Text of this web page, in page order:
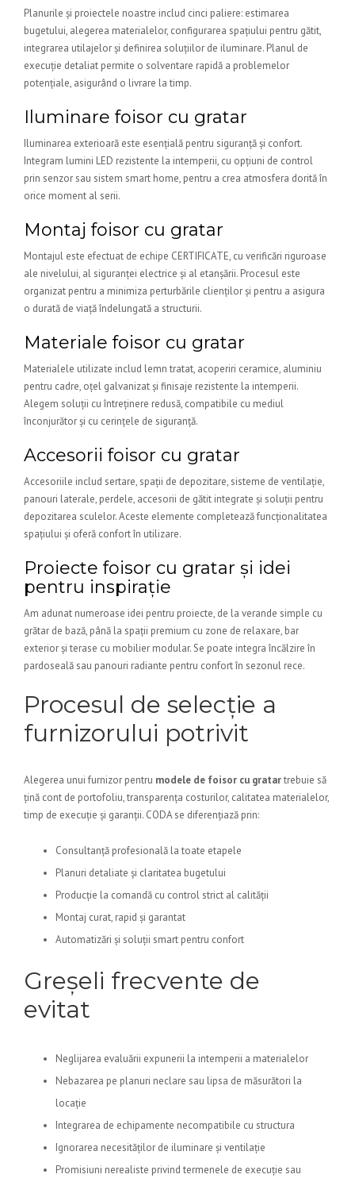
Planurile și proiectele noastre includ cinci paliere: estimarea
bugetului, alegerea materialelor, configurarea spațiului pentru gătit,
integrarea utilajelor și definirea soluțiilor de iluminare. Planul de
execuție detaliat permite o solventare rapidă a problemelor
potențiale, asigurând o livrare la timp.
Iluminare foisor cu gratar
Iluminarea exterioară este esențială pentru siguranță și confort.
Integram lumini LED rezistente la intemperii, cu opțiuni de control
prin senzor sau sistem smart home, pentru a crea atmosfera dorită în
orice moment al serii.
Montaj foisor cu gratar
Montajul este efectuat de echipe CERTIFICATE, cu verificări riguroase
ale nivelului, al siguranței electrice și al etanșării. Procesul este
organizat pentru a minimiza perturbările clienților și pentru a asigura
o durată de viață îndelungată a structurii.
Materiale foisor cu gratar
Materialele utilizate includ lemn tratat, acoperiri ceramice, aluminiu
pentru cadre, oțel galvanizat și finisaje rezistente la intemperii.
Alegem soluții cu întreținere redusă, compatibile cu mediul
înconjurător și cu cerințele de siguranță.
Accesorii foisor cu gratar
Accesoriile includ sertare, spații de depozitare, sisteme de ventilație,
panouri laterale, perdele, accesorii de gătit integrate și soluții pentru
depozitarea sculelor. Aceste elemente completează funcționalitatea
spațiului și oferă confort în utilizare.
Proiecte foisor cu gratar și idei
pentru inspirație
Am adunat numeroase idei pentru proiecte, de la verande simple cu
grătar de bază, până la spații premium cu zone de relaxare, bar
exterior și terase cu mobilier modular. Se poate integra încălzire în
pardoseală sau panouri radiante pentru confort în sezonul rece.
Procesul de selecție a
furnizorului potrivit
Alegerea unui furnizor pentru modele de foisor cu gratartrebuie să
țină cont de portofoliu, transparența costurilor, calitatea materialelor,
timp de execuție și garanții. CODA se diferențiază prin:
Consultanță profesională la toate etapele
Planuri detaliate și claritatea bugetului
Producție la comandă cu control strict al calității
Montaj curat, rapid și garantat
Automatizări și soluții smart pentru confort
Greșeli frecvente de
evitat
Neglijarea evaluării expunerii la intemperii a materialelor
Nebazarea pe planuri neclare sau lipsa de măsurători la
locație
Integrarea de echipamente necompatibile cu structura
Ignorarea necesităților de iluminare și ventilație
Promisiuni nerealiste privind termenele de execuție sau